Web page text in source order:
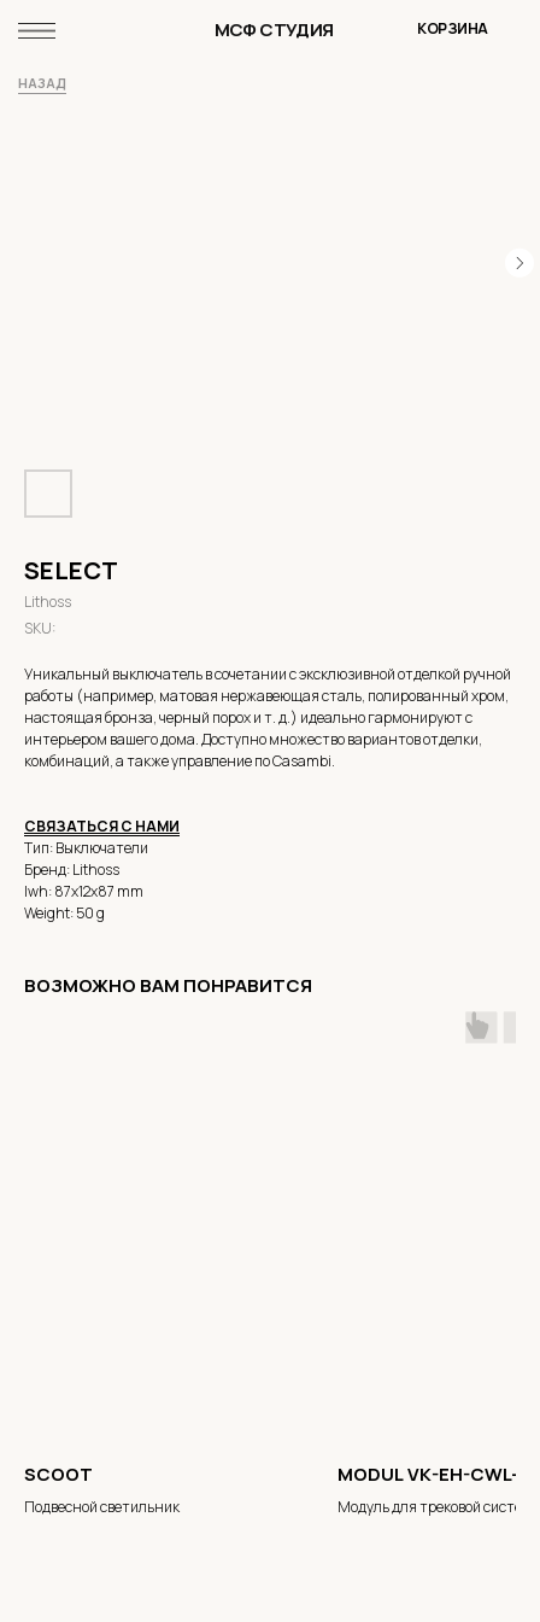
МСФ СТУДИЯ КОРЗИНА
НАЗАД
SELECT
Lithoss
SKU:
Уникальный выключатель в сочетании с эксклюзивной отделкой ручной
работы (например, матовая нержавеющая сталь, полированный хром,
настоящая бронза, черный порох и т. д.) идеально гармонируют с
интерьером вашего дома. Доступно множество вариантов отделки,
комбинаций, а также управление по Casambi.
СВЯЗАТЬСЯ С НАМИ
Тип: Выключатели
Бренд: Lithoss
lwh: 87x12x87 mm
Weight: 50 g
ВОЗМОЖНО ВАМ ПОНРАВИТСЯ
SCOOT
Подвесной светильник
MODUL VK-EH-CWL-5
Модуль для трековой